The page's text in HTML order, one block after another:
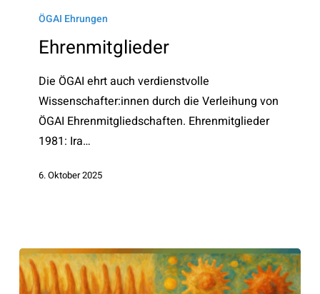
ÖGAI Ehrungen
Ehrenmitglieder
Die ÖGAI ehrt auch verdienstvolle
Wissenschafter:innen durch die Verleihung von
ÖGAI Ehrenmitgliedschaften. Ehrenmitglieder
1981: Ira…
6. Oktober 2025